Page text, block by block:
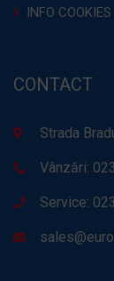
INFO COOKIES
CONTACT
Strada
Vânzări:
Service: